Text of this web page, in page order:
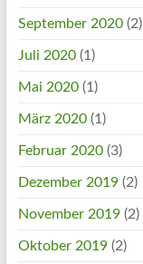
September 2020(2)
Juli 2020(1)
Mai 2020(1)
März 2020(1)
Februar 2020(3)
Dezember 2019(2)
November 2019(2)
Oktober 2019(2)